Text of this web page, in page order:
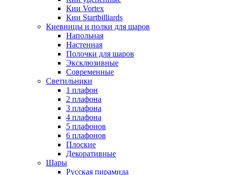
Кии Vortex
Кии Startbilliards
Киевницы и полки для шаров
Напольная
Настенная
Полочки для шаров
Эксклюзивные
Современные
Светильники
1 плафон
2 плафона
3 плафона
4 плафона
5 плафонов
6 плафонов
Плоские
Декоративные
Шары
Русская пирамида